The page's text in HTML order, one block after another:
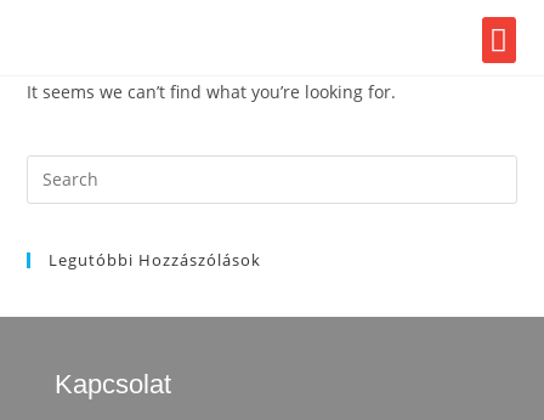
It seems we can’t find what you’re looking for.
Legutóbbi Hozzászólások
Kapcsolat